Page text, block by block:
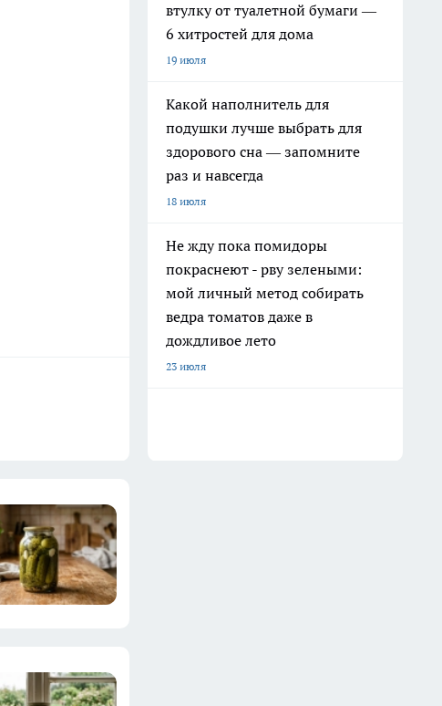
втулку от туалетной бумаги —
6 хитростей для дома
19 июля
Какой наполнитель для
подушки лучше выбрать для
здорового сна — запомните
раз и навсегда
18 июля
Не жду пока помидоры
покраснеют - рву зелеными:
мой личный метод собирать
ведра томатов даже в
дождливое лето
23 июля